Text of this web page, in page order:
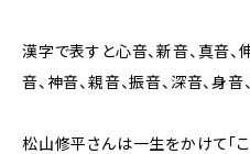
漢字で表すと心音、新音、真音、
音、神音、親音、振音、深音、身
松山修平さんは一生をかけて「